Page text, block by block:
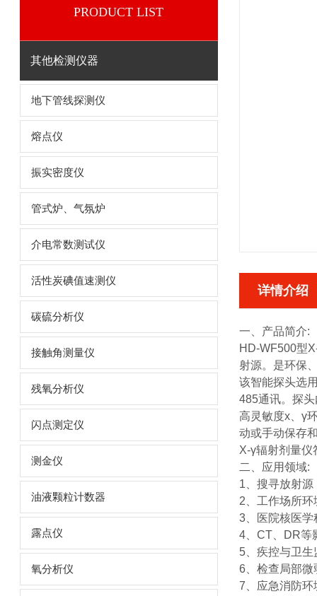
PRODUCT LIST
其他检测仪器
地下管线探测仪
熔点仪
振实密度仪
管式炉、气氛炉
介电常数测试仪
活性炭碘值速测仪
碳硫分析仪
接触角测量仪
残氧分析仪
闪点测定仪
测金仪
油液颗粒计数器
露点仪
氧分析仪
详情介绍
一、产品简介:
HD-WF500型
射源。是环保
该智能探头选
485通讯。探
高灵敏度x、γ
动或手动保存
X-γ辐射剂量仪
二、应用领域:
1、搜寻放射源
2、工作场所
3、医院核医学
4、CT、DR等
5、疾控与卫
6、检查局部微
7、应急消防环